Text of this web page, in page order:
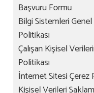
Başvuru Formu
Bilgi Sistemleri
Politikası
Çalışan Kişisel
Politikası
İnternet Sitesi Çerez